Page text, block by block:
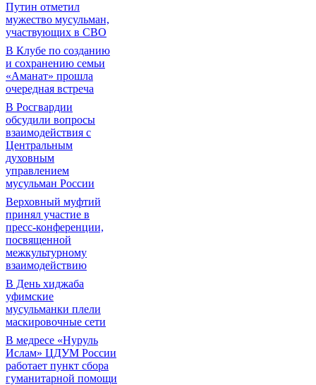
Путин отметил
мужество мусульман,
участвующих в СВО
В Клубе по созданию
и сохранению семьи
«Аманат» прошла
очередная встреча
В Росгвардии
обсудили вопросы
взаимодействия с
Центральным
духовным
управлением
мусульман России
Верховный муфтий
принял участие в
пресс-конференции,
посвященной
межкультурному
взаимодействию
В День хиджаба
уфимские
мусульманки плели
маскировочные сети
В медресе «Нуруль
Ислам» ЦДУМ России
работает пункт сбора
гуманитарной помощи